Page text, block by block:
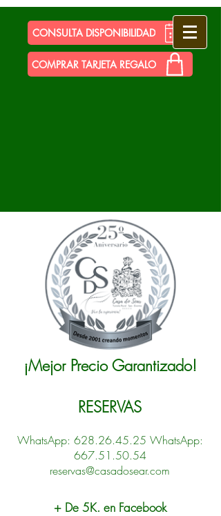
CONSULTA DISPONIBILIDAD
COMPRAR TARJETA REGALO
¡Mejor Precio Garantizado!
RESERVAS
WhatsApp: 628.26.45.25 WhatsApp:
667.51.50.54
reservas@casadosear.com
+ De 5K. en Facebook